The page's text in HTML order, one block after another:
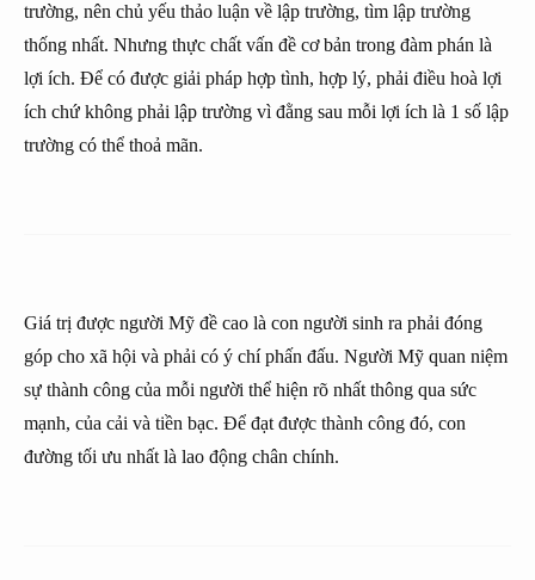
trường, nên chủ yếu thảo luận về lập trường, tìm lập trường
thống nhất. Nhưng thực chất vấn đề cơ bản trong đàm phán là
lợi ích. Để có được giải pháp hợp tình, hợp lý, phải điều hoà lợi
ích chứ không phải lập trường vì đằng sau mỗi lợi ích là 1 số lập
trường có thể thoả mãn.
Giá trị được người Mỹ đề cao là con người sinh ra phải đóng
góp cho xã hội và phải có ý chí phấn đấu. Người Mỹ quan niệm
sự thành công của mỗi người thể hiện rõ nhất thông qua sức
mạnh, của cải và tiền bạc. Để đạt được thành công đó, con
đường tối ưu nhất là lao động chân chính.